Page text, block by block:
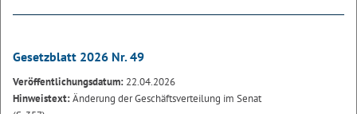
Gesetzblatt 2026 Nr. 49
Veröffentlichungsdatum: 22.04.2026
Hinweistext:Änderung der Geschäftsverteilung im Senat